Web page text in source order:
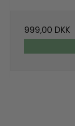
999,00 DKK